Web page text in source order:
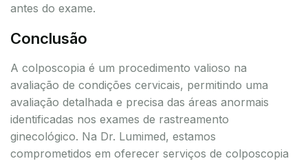
antes do exame.
Conclusão
A colposcopia é um procedimento valioso na
avaliação de condições cervicais, permitindo uma
avaliação detalhada e precisa das áreas anormais
identificadas nos exames de rastreamento
ginecológico. Na Dr. Lumimed, estamos
comprometidos em oferecer serviços de colposcopia